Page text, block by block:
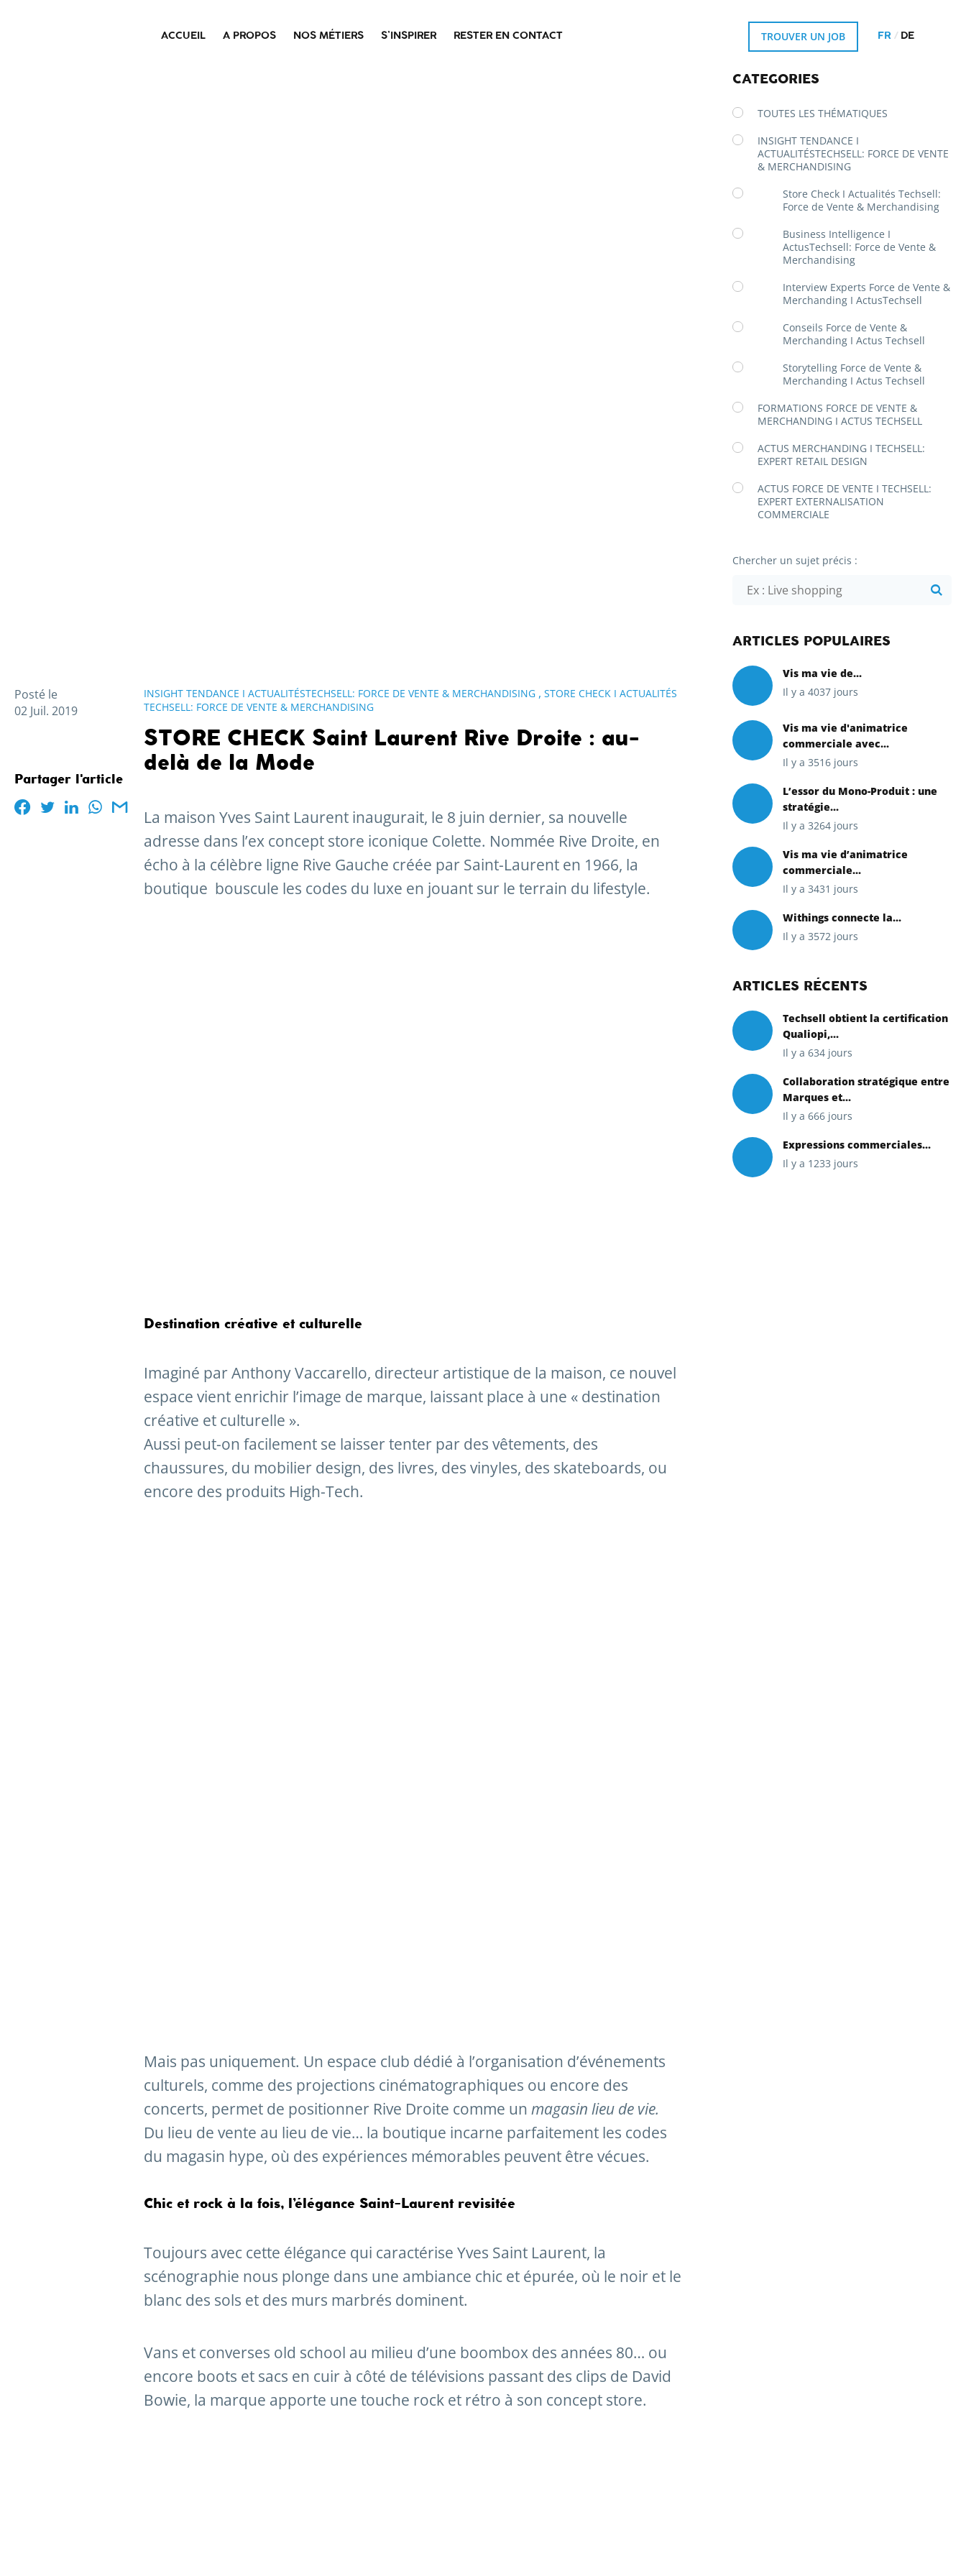
ACCUEIL A PROPOS NOS MÉTIERS S’INSPIRER RESTER EN CONTACT TROUVER UN JOB FR DE
Posté le
02 Juil. 2019
Partager l'article
INSIGHT TENDANCE I ACTUALITÉSTECHSELL: FORCE DE VENTE & MERCHANDISING , STORE CHECK I ACTUALITÉS
TECHSELL: FORCE DE VENTE & MERCHANDISING
STORE CHECK Saint Laurent Rive Droite : au-
delà de la Mode
La maison Yves Saint Laurent inaugurait, le 8 juin dernier, sa nouvelle
adresse dans l’ex concept store iconique Colette. Nommée Rive Droite, en
écho à la célèbre ligne Rive Gauche créée par Saint-Laurent en 1966, la
boutique bouscule les codes du luxe en jouant sur le terrain du lifestyle.
Destination créative et culturelle
Imaginé par Anthony Vaccarello, directeur artistique de la maison, ce nouvel
espace vient enrichir l’image de marque, laissant place à une « destination
créative et culturelle ».
Aussi peut-on facilement se laisser tenter par des vêtements, des
chaussures, du mobilier design, des livres, des vinyles, des skateboards, ou
encore des produits High-Tech.
Mais pas uniquement. Un espace club dédié à l’organisation d’événements
culturels, comme des projections cinématographiques ou encore des
concerts, permet de positionner Rive Droite comme un magasin lieu de vie.
Du lieu de vente au lieu de vie… la boutique incarne parfaitement les codes
du magasin hype, où des expériences mémorables peuvent être vécues.
Chic et rock à la fois, l’élégance Saint-Laurent revisitée
Toujours avec cette élégance qui caractérise Yves Saint Laurent, la
scénographie nous plonge dans une ambiance chic et épurée, où le noir et le
blanc des sols et des murs marbrés dominent.
Vans et converses old school au milieu d’une boombox des années 80… ou
encore boots et sacs en cuir à côté de télévisions passant des clips de David
Bowie, la marque apporte une touche rock et rétro à son concept store.
CATÉGORIES
TOUTES LES THÉMATIQUES
INSIGHT TENDANCE I
ACTUALITÉSTECHSELL: FORCE DE VENTE
& MERCHANDISING
Store Check I Actualités Techsell:
Force de Vente & Merchandising
Business Intelligence I
ActusTechsell: Force de Vente &
Merchandising
Interview Experts Force de Vente &
Merchanding I ActusTechsell
Conseils Force de Vente &
Merchanding I Actus Techsell
Storytelling Force de Vente &
Merchanding I Actus Techsell
FORMATIONS FORCE DE VENTE &
MERCHANDING I ACTUS TECHSELL
ACTUS MERCHANDING I TECHSELL:
EXPERT RETAIL DESIGN
ACTUS FORCE DE VENTE I TECHSELL:
EXPERT EXTERNALISATION
COMMERCIALE
Chercher un sujet précis :
ARTICLES POPULAIRES
Vis ma vie de...
Il y a 4037 jours
Vis ma vie d'animatrice
commerciale avec...
Il y a 3516 jours
L’essor du Mono-Produit : une
stratégie...
Il y a 3264 jours
Vis ma vie d’animatrice
commerciale...
Il y a 3431 jours
Withings connecte la...
Il y a 3572 jours
ARTICLES RÉCENTS
Techsell obtient la certification
Qualiopi,...
Il y a 634 jours
Collaboration stratégique entre
Marques et...
Il y a 666 jours
Expressions commerciales...
Il y a 1233 jours